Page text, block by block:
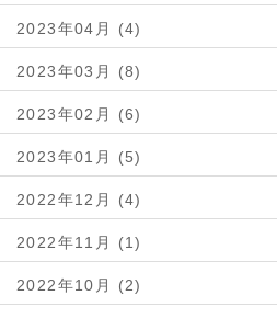
2023年04月 (4)
2023年03月 (8)
2023年02月 (6)
2023年01月 (5)
2022年12月 (4)
2022年11月 (1)
2022年10月 (2)